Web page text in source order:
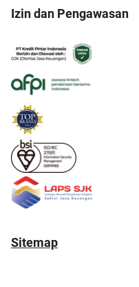
Izin dan Pengawasan
Sitemap